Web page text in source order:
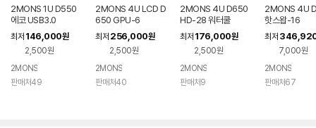
2MONS 1U D550
에코 USB3.0
최저 146,000원
2,500원
2MONS
판매처49
2MONS 4U LCD D
650 GPU-6
최저 256,000원
2,500원
2MONS
판매처40
2MONS 4U D650
HD-28 워터쿨
최저 176,000원
2,500원
2MONS
판매처9
2MONS 4U
핫스왑-16
최저
7,000원
2MONS
판매처67